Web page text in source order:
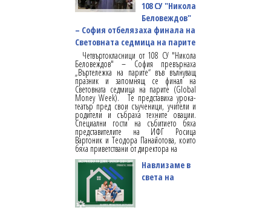
108 СУ "Никола
Беловеждов"
– София отбелязаха финала на
Световната седмица на парите
Четвъртокласници от 108 СУ "Никола
Беловеждов" – София превърнаха
„Въртележка на парите“ във вълнуващ
празник и запомнящ се финал на
Световната седмица на парите (Global
Money Week). Те представиха урока-
театър пред свои съученици, учители и
родители и събраха техните овации.
Специални гости на събитието бяха
представителите на ИФГ Росица
Вартоник и Теодора Панайотова, които
бяха приветствани от директора на
Навлизаме в
света на